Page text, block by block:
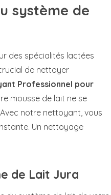
système de
des spécialités lactées
de nettoyer
Professionnel pour
mousse de lait ne se
notre nettoyant, vous
Un nettoyage
de Lait Jura